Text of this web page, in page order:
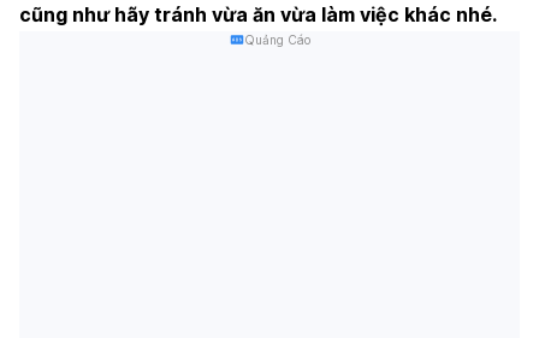
cũng như hãy tránh vừa ăn vừa làm việc khác nhé.
Quảng Cáo